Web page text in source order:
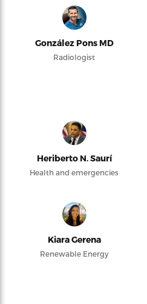
González Pons MD
Radiologist
Heriberto N. Saurí
Health and emergencies
Kiara Gerena
Renewable Energy